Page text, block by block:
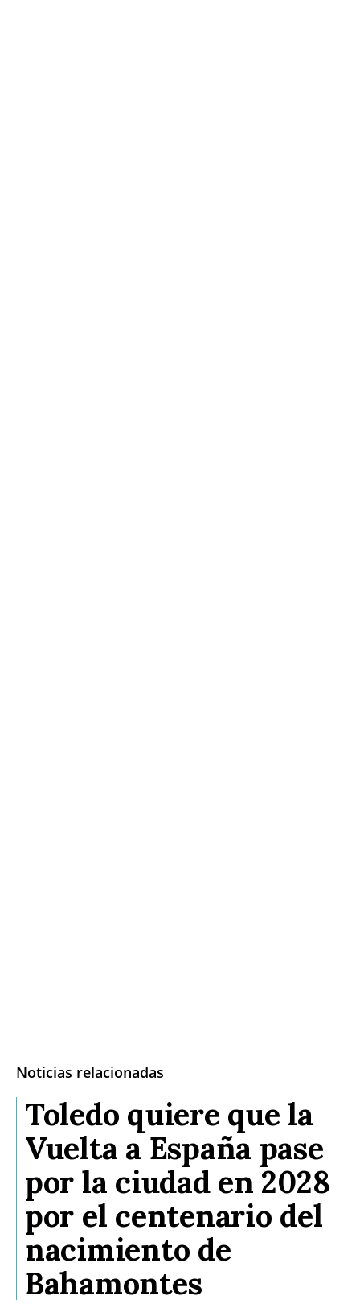
Noticias relacionadas
Toledo quiere que la
Vuelta a España pase
por la ciudad en 2028
por el centenario del
nacimiento de
Bahamontes